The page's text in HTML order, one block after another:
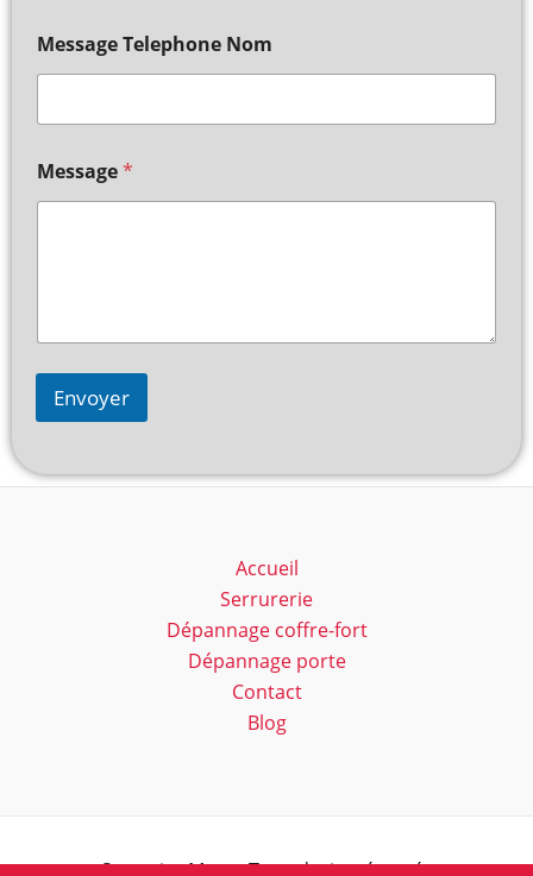
Message Telephone Nom
Message*
Envoyer
Accueil
Serrurerie
Dépannage coffre-fort
Dépannage porte
Contact
Blog
Serrurier Marc - Tous droits réservés